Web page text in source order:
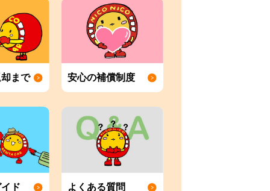
まで 安心の補償制度
ド よくある質問